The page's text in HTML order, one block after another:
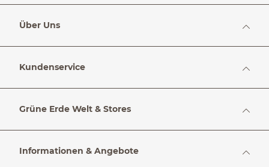
Über Uns
Kundenservice
Grüne Erde Welt & Stores
Informationen & Angebote